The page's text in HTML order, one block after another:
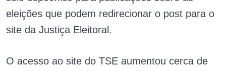
eleições que podem redirecionar o post para o
site da Justiça Eleitoral.
O acesso ao site do TSE aumentou cerca de